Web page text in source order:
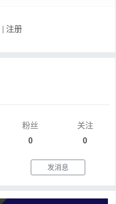
注册
粉丝
0
关注
0
发消息